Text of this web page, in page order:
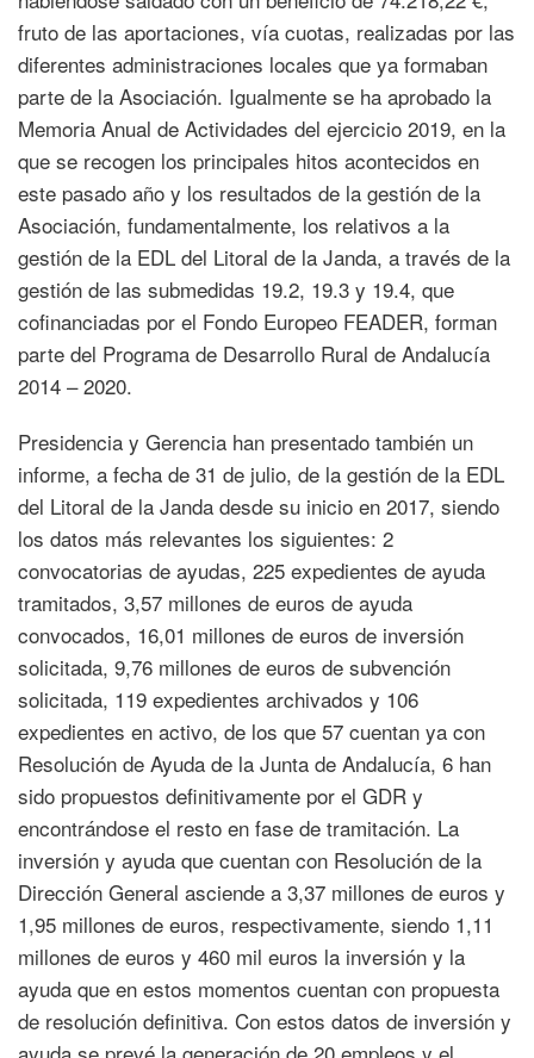
fruto de las aportaciones, vía cuotas, realizadas por las
diferentes administraciones locales que ya formaban
parte de la Asociación. Igualmente se ha aprobado la
Memoria Anual de Actividades del ejercicio 2019, en la
que se recogen los principales hitos acontecidos en
este pasado año y los resultados de la gestión de la
Asociación, fundamentalmente, los relativos a la
gestión de la EDL del Litoral de la Janda, a través de la
gestión de las submedidas 19.2, 19.3 y 19.4, que
cofinanciadas por el Fondo Europeo FEADER, forman
parte del Programa de Desarrollo Rural de Andalucía
2014 – 2020.
Presidencia y Gerencia han presentado también un
informe, a fecha de 31 de julio, de la gestión de la EDL
del Litoral de la Janda desde su inicio en 2017, siendo
los datos más relevantes los siguientes: 2
convocatorias de ayudas, 225 expedientes de ayuda
tramitados, 3,57 millones de euros de ayuda
convocados, 16,01 millones de euros de inversión
solicitada, 9,76 millones de euros de subvención
solicitada, 119 expedientes archivados y 106
expedientes en activo, de los que 57 cuentan ya con
Resolución de Ayuda de la Junta de Andalucía, 6 han
sido propuestos definitivamente por el GDR y
encontrándose el resto en fase de tramitación. La
inversión y ayuda que cuentan con Resolución de la
Dirección General asciende a 3,37 millones de euros y
1,95 millones de euros, respectivamente, siendo 1,11
millones de euros y 460 mil euros la inversión y la
ayuda que en estos momentos cuentan con propuesta
de resolución definitiva. Con estos datos de inversión y